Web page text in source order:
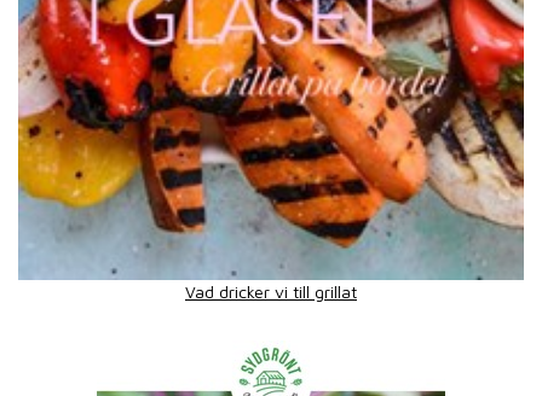
Vad dricker vi till grillat